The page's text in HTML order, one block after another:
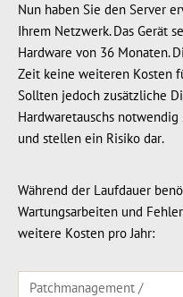
Nun haben Sie den Server
Ihrem Netzwerk. Das Gerät
Hardware von 36 Monaten.
Zeit keine weiteren Kosten
Sollten jedoch zusätzliche
Hardwaretauschs
und stellen ein Risiko dar.
Während der Laufdauer
Wartungsarbeiten und
weitere Kosten pro Jahr:
Patchmanagement /